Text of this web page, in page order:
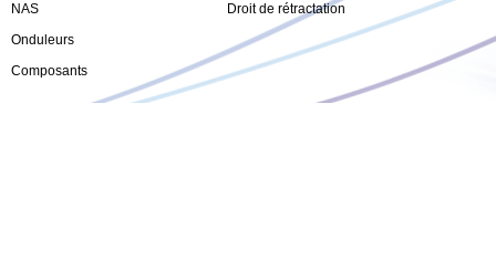
NAS
Onduleurs
Composants
Droit de rétractation